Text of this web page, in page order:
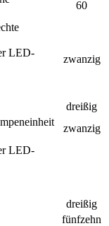
60
LED-
zwanzig
dreißig
zwanzig
LED-
dreißig
fünfzehn